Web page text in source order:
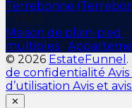
Terrebonne
TYPES
Maison de plain-pied •
multiples •
© 2026 EstateFunnel
de confidentialité
d’utilisation Avis et avis
Close
✕